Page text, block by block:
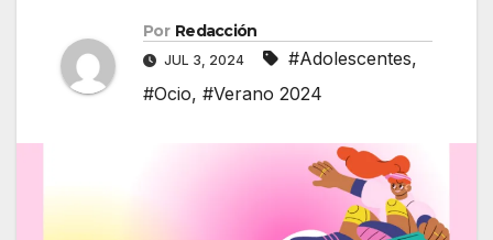
Por Redacción
JUL 3, 2024 #Adolescentes,
#Ocio, #Verano 2024